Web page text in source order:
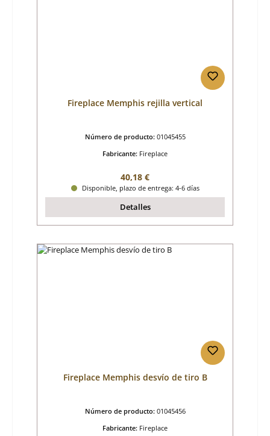
Fireplace Memphis rejilla vertical
Número de producto: 01045455
Fabricante: Fireplace
Precio normal:
40,18 €
Disponible, plazo de entrega: 4-6 días
Detalles
Fireplace Memphis desvío de tiro B
Número de producto: 01045456
Fabricante: Fireplace